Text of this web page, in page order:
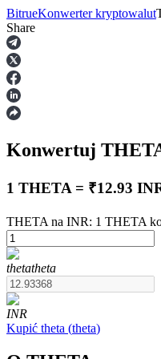
Kontrakty terminowe
Kontrakty futures
BitrueKonwerter kryptowalut
Share
Konwertuj
1 THETA = ₹12.93
THETA na INR: 1 THETA
thetatheta
INR
Kupić theta (theta)